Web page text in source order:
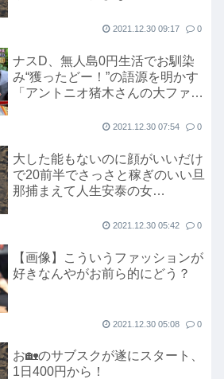
2021.12.30 09:17 0
ナスD、無人島0円生活でお馴染
み“獲ったどー！”の語源を明かす
「アントニオ猪木さんの大ファン
2021.12.30 07:54 0
大した能もないのに顔がいいだけ
で20前半でさっさと稼ぎのいい旦
那捕まえて人生安泰の女
2021.12.30 05:42 0
【画像】こういうファッションが
好きなんやがお前ら的にどう？
2021.12.30 05:08 0
お🏡のサブスクが遂にスタート、
1日400円から！